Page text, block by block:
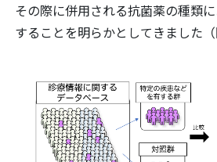
その際に併用される抗菌薬の種類
することを明らかとしてきました（